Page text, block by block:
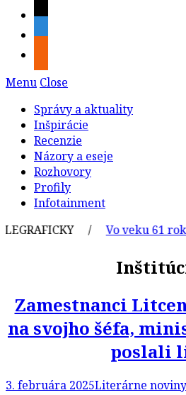
Menu Close
Správy a aktuality
Inšpirácie
Recenzie
Názory a eseje
Rozhovory
Profily
Infotainment
/ Vo veku 61
Zamestnanci
na svojho šéfa,
poslali
3. februára 2025Literárne noviny